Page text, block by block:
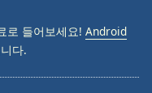
로 들어보세요! Android
다.